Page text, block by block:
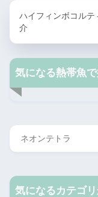
ハイフィンボコル
介
気になる熱帯魚
気になるカテゴ